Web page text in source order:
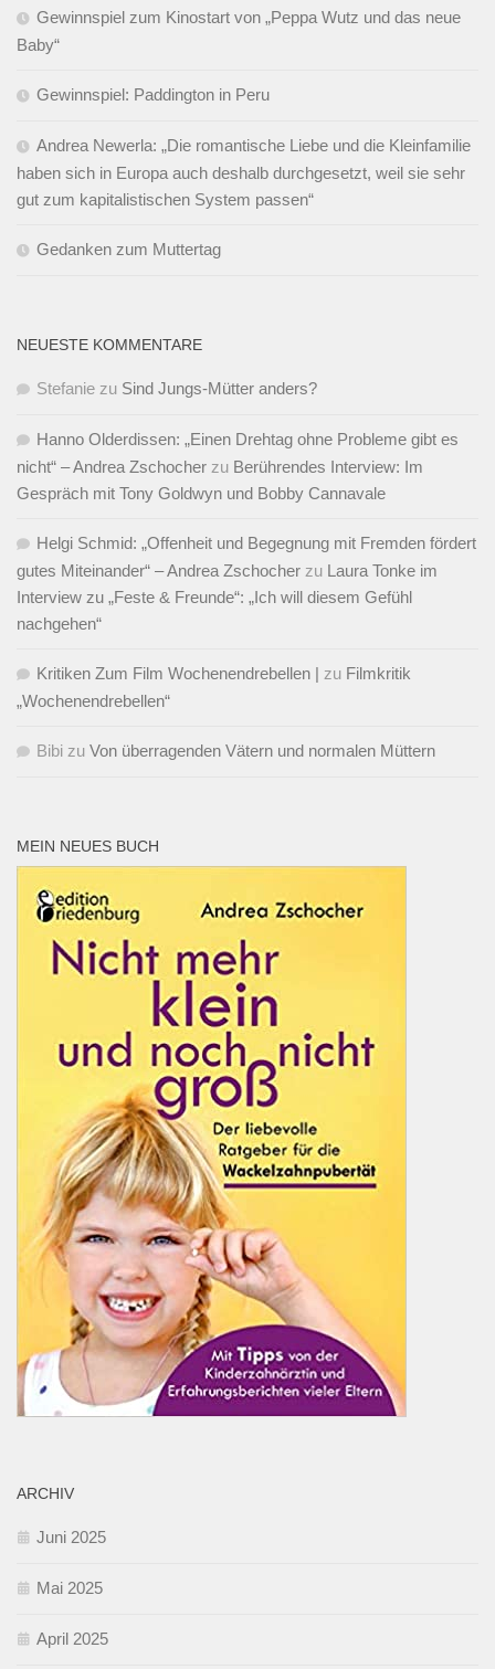
Gewinnspiel zum Kinostart von „Peppa Wutz und das neue
Baby“
Gewinnspiel: Paddington in Peru
Andrea Newerla: „Die romantische Liebe und die Kleinfamilie
haben sich in Europa auch deshalb durchgesetzt, weil sie sehr
gut zum kapitalistischen System passen“
Gedanken zum Muttertag
NEUESTE KOMMENTARE
Stefanie zu Sind Jungs-Mütter anders?
Hanno Olderdissen: „Einen Drehtag ohne Probleme gibt es
nicht“ – Andrea Zschocher zu Berührendes Interview: Im
Gespräch mit Tony Goldwyn und Bobby Cannavale
Helgi Schmid: „Offenheit und Begegnung mit Fremden fördert
gutes Miteinander“ – Andrea Zschocher zu Laura Tonke im
Interview zu „Feste & Freunde“: „Ich will diesem Gefühl
nachgehen“
Kritiken Zum Film Wochenendrebellen | zu Filmkritik
„Wochenendrebellen“
Bibi zu Von überragenden Vätern und normalen Müttern
MEIN NEUES BUCH
ARCHIV
Juni 2025
Mai 2025
April 2025